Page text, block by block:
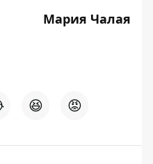
Мария Чалая
😆 😡